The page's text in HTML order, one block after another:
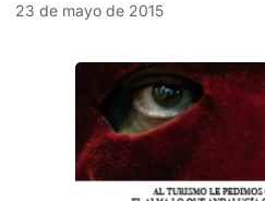
23 de mayo de 2015